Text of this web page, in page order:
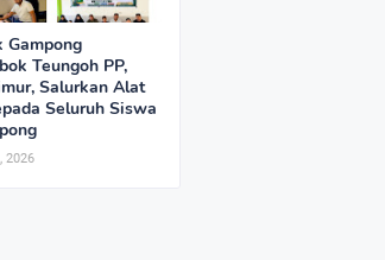
Gampong
Teungoh PP,
Salurkan Alat
Seluruh Siswa
2026